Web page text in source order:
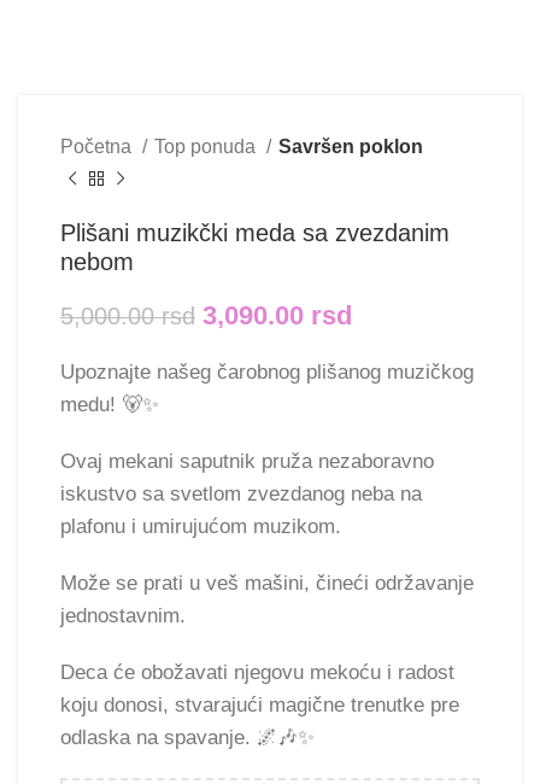
Početna Top ponuda Savršen poklon
Plišani muzikčki meda sa zvezdanim
nebom
5,000.00rsd 3,090.00 rsd
Upoznajte našeg čarobnog plišanog muzičkog
medu! 🐻✨
Ovaj mekani saputnik pruža nezaboravno
iskustvo sa svetlom zvezdanog neba na
plafonu i umirujućom muzikom.
Može se prati u veš mašini, čineći održavanje
jednostavnim.
Deca će obožavati njegovu mekoću i radost
koju donosi, stvarajući magične trenutke pre
odlaska na spavanje. 🌌🎶✨